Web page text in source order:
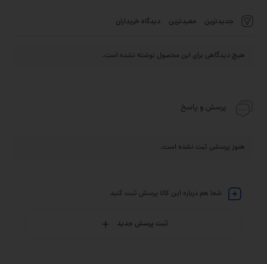
جدیدترین مفیدترین دیدگاه خریداران
هیچ دیدگاهی برای این محصول نوشته نشده است.
پرسش و پاسخ
هنوز پرسشی ثبت نشده است.
شما هم درباره این کالا پرسش ثبت کنید
ثبت پرسش جدید